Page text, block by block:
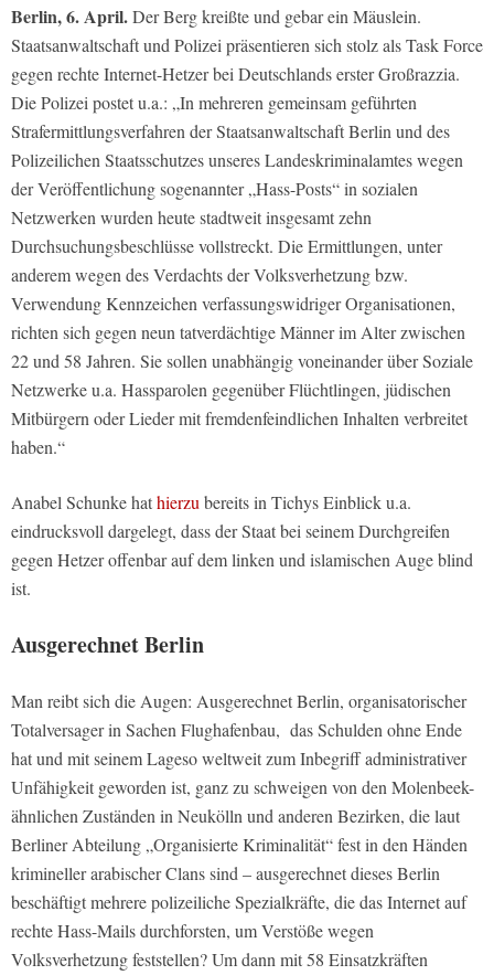
Berlin, 6. April.Der Berg kreißte und gebar ein Mäuslein.
Staatsanwaltschaft und Polizei präsentieren sich stolz als Task Force
gegen rechte Internet-Hetzer bei Deutschlands erster Großrazzia.
Die Polizei postet u.a.: „In mehreren gemeinsam geführten
Strafermittlungsverfahren der Staatsanwaltschaft Berlin und des
Polizeilichen Staatsschutzes unseres Landeskriminalamtes wegen
der Veröffentlichung sogenannter „Hass-Posts“ in sozialen
Netzwerken wurden heute stadtweit insgesamt zehn
Durchsuchungsbeschlüsse vollstreckt. Die Ermittlungen, unter
anderem wegen des Verdachts der Volksverhetzung bzw.
Verwendung Kennzeichen verfassungswidriger Organisationen,
richten sich gegen neun tatverdächtige Männer im Alter zwischen
22 und 58 Jahren. Sie sollen unabhängig voneinander über Soziale
Netzwerke u.a. Hassparolen gegenüber Flüchtlingen, jüdischen
Mitbürgern oder Lieder mit fremdenfeindlichen Inhalten verbreitet
haben.“
Anabel Schunke hathierzubereits in Tichys Einblick u.a.
eindrucksvoll dargelegt, dass der Staat bei seinem Durchgreifen
gegen Hetzer offenbar auf dem linken und islamischen Auge blind
ist.
Ausgerechnet Berlin
Man reibt sich die Augen: Ausgerechnet Berlin, organisatorischer
Totalversager in Sachen Flughafenbau, das Schulden ohne Ende
hat und mit seinem Lageso weltweit zum Inbegriff administrativer
Unfähigkeit geworden ist, ganz zu schweigen von den Molenbeek-
ähnlichen Zuständen in Neukölln und anderen Bezirken, die laut
Berliner Abteilung „Organisierte Kriminalität“ fest in den Händen
krimineller arabischer Clans sind – ausgerechnet dieses Berlin
beschäftigt mehrere polizeiliche Spezialkräfte, die das Internet auf
rechte Hass-Mails durchforsten, um Verstöße wegen
Volksverhetzung feststellen? Um dann mit 58 Einsatzkräften